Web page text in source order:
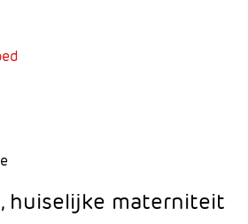
huiselijke materniteit